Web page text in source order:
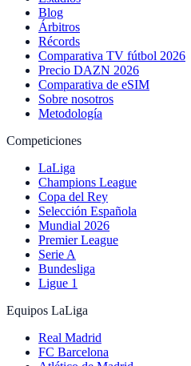
Blog
Árbitros
Récords
Comparativa TV fútbol 2026
Precio DAZN 2026
Comparativa de eSIM
Sobre nosotros
Metodología
Competiciones
LaLiga
Champions League
Copa del Rey
Selección Española
Mundial 2026
Premier League
Serie A
Bundesliga
Ligue 1
Equipos LaLiga
Real Madrid
FC Barcelona